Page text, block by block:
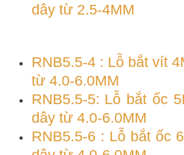
dây từ 2.5-4MM
RNB5.5-4 : Lỗ bắt vít
từ 4.0-6.0MM
RNB5.5-5: Lỗ bắt ốc
dây từ 4.0-6.0MM
RNB5.5-6 : Lỗ bắt ốc